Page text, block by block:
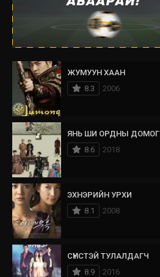
ЖУМУУН ХААН
8.3
2006
ЯНЬ ШИ ОРДНЫ ДОМОГ
8.6
2018
ЭХНЭРИЙН УРХИ
8.1
2008
СҮНСТЭЙ ТУЛАЛДАГЧ
8.9
2016